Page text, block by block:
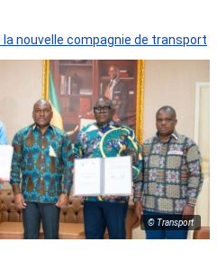
la nouvelle compagnie de transport
© Transport